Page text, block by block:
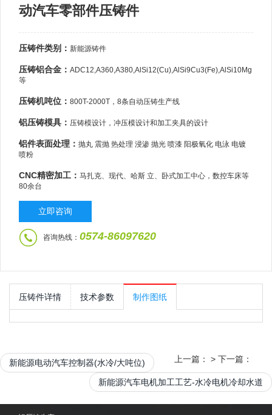
动汽车零部件压铸件
压铸件类别： 新能源铸件
压铸铝合金： ADC12,A360,A380,AlSi12(Cu),AlSi9Cu3(Fe),AlSi10Mg
等
压铸机吨位： 800T-2000T，8条自动压铸生产线
铝压铸模具： 压铸模设计，冲压模设计和加工夹具的设计
铝件表面处理： 抛丸 震抛 热处理 浸渗 抛光 喷漆 阳极氧化 电泳 电镀
喷粉
CNC精密加工： 马扎克、现代、哈斯 立、卧式加工中心，数控车床等
80余台
立即咨询
咨询热线： 0574-86097620
压铸件详情 技术参数 制作图纸
上一篇：
新能源电动汽车控制器(水冷/大吨位) > 下一篇：
新能源汽车电机加工工艺-水冷电机冷却水道